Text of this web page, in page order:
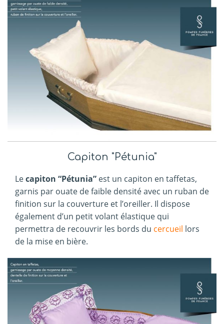
Capiton "Pétunia"
Lecapiton “Pétunia” est un capiton en taffetas,
garnis par ouate de faible densité avec un ruban de
finition sur la couverture et l’oreiller. Il dispose
également d’un petit volant élastique qui
permettra de recouvrir les bords du cercueil lors
de la mise en bière.